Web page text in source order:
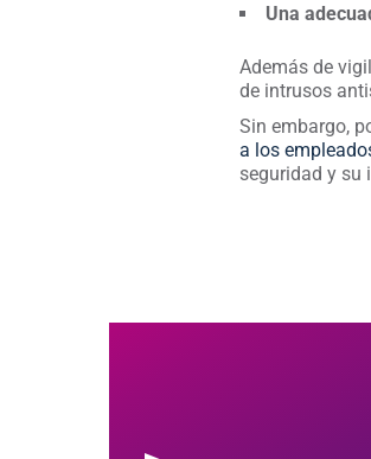
Una
Además de
de intrusos
Sin embargo,
a los
seguridad y su